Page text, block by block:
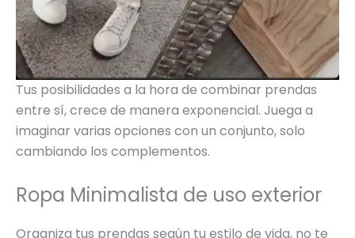
Tus posibilidades a la hora de combinar prendas
entre sí, crece de manera exponencial. Juega a
imaginar varias opciones con un conjunto, solo
cambiando los complementos.
Ropa Minimalista de uso exterior
Organiza tus prendas según tu estilo de vida, no te